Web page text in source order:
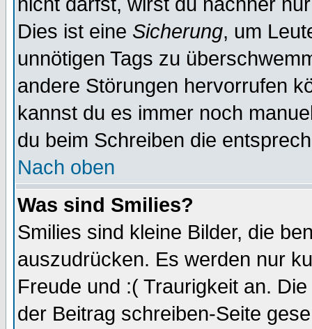
Dies ist eine Sicherung, um
unnötigen Tags zu
andere Störungen hervorrufen
kannst du es immer noch
du beim Schreiben die
Nach oben
Was sind Smilies?
Smilies sind kleine Bilder, die
auszudrücken. Es werden nur
Freude und :( Traurigkeit an.
der Beitrag schreiben-Seite